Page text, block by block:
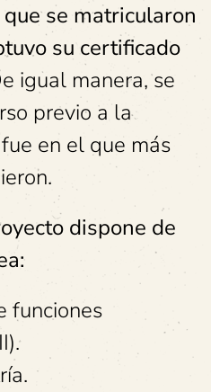
se matricularon
su certificado
igual manera, se
previo a la
en el que más
dispone de
funciones